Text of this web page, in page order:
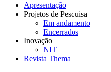
Apresentação
Projetos de Pesquisa
Em andamento
Encerrados
Inovação
NIT
Revista Thema